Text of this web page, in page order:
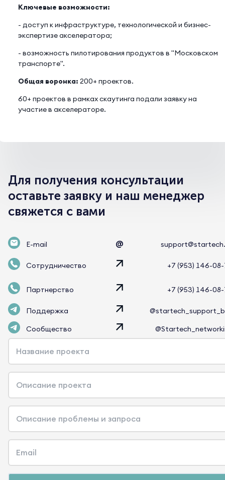
Ключевые возможности:
- доступ к инфраструктуре, технологической и бизнес-
экспертизе акселератора;
- возможность пилотирования продуктов в "Московском
транспорте".
Общая воронка: 200+ проектов.
60+ проектов в рамках скаутинга подали заявку на
участие в акселераторе.
Для получения консультации
оставьте заявку и наш менеджер
свяжется с вами
E-mail @
Сотрудничество +7 (953) 146-
Партнерство +7 (953) 146-
Поддержка
Сообщество
Название проекта
Описание проекта
Описание проблемы и запроса
Email